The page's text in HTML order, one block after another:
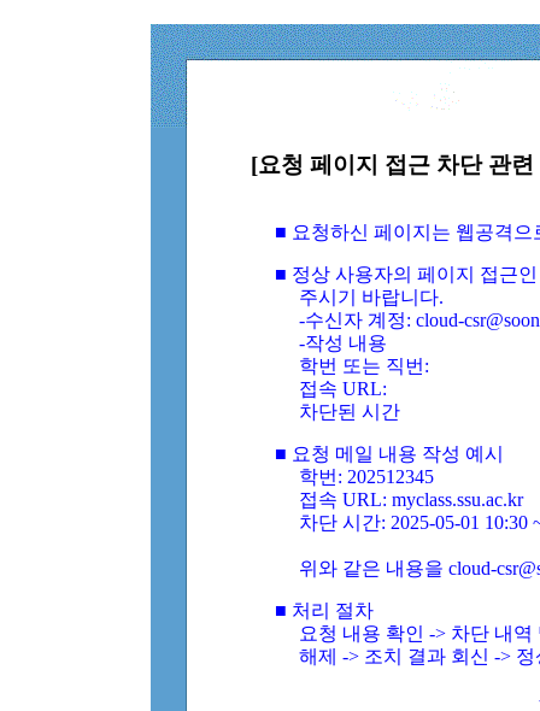
[요청 페이지 접근 차단 관
■ 요청하신 페이지는 웹공격
■ 정상 사용자의 페이지 접근
주시기 바랍니다.
-수신자 계정: cloud-
-작성 내용
학번 또는 직번:
접속 URL:
차단된 시간
■ 요청 메일 내용 작성 예시
학번: 202512345
접속 URL: myclass.ssu.ac.kr
차단 시간: 2025-05-01 10:30
위와 같은 내용을 cloud-
■ 처리 절차
요청 내용 확인 -> 차단 내
해제 -> 조치 결과 회신 ->